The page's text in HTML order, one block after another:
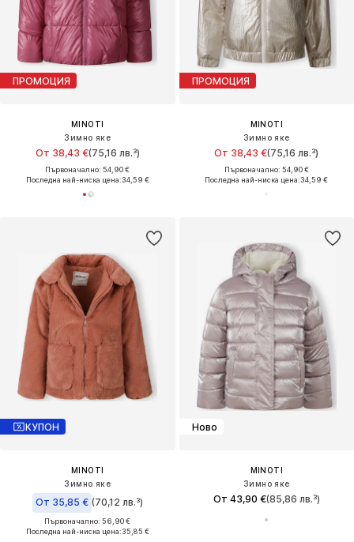
ПРОМОЦИЯ
MINOTI
Зимно яке
От 38,43 €(75,16 лв.³)
Първоначално: 54,90 €
Последна най-ниска цена:34,59 €
ПРОМОЦИЯ
MINOTI
Зимно яке
От 38,43 €(75,16 лв.³)
Първоначално: 54,90 €
Последна най-ниска цена:34,59 €
КУПОН
MINOTI
Зимно яке
От 35,85 € (70,12 лв.³)
Първоначално: 56,90 €
Последна най-ниска цена:35,85 €
Ново
MINOTI
Зимно яке
От 43,90 €(85,86 лв.³)